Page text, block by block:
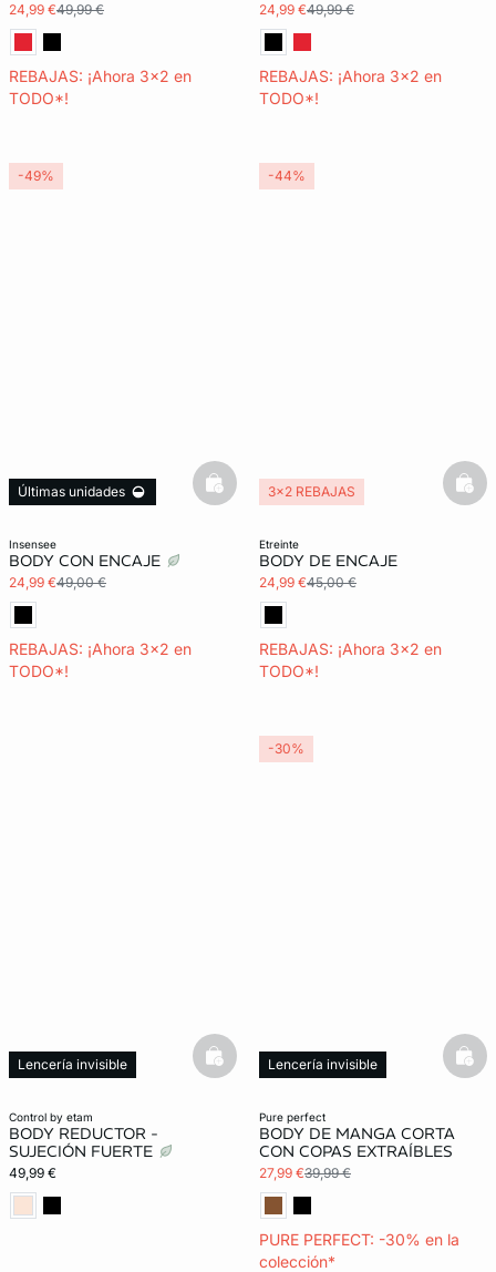
24,99 €49,99 €
REBAJAS: ¡Ahora 3x2 en
TODO*!
24,99 €49,99 €
REBAJAS: ¡Ahora 3x2 en
TODO*!
insensee
BODY CON ENCAJE
24,99 €49,00 €
REBAJAS: ¡Ahora 3x2 en
TODO*!
Últimas unidades
basketfull
-49%
etreinte
BODY DE ENCAJE
24,99 €45,00 €
REBAJAS: ¡Ahora 3x2 en
TODO*!
3x2 REBAJAS
-44%
control by etam
BODY REDUCTOR -
SUJECIÓN FUERTE
49,99 €
Lencería invisible basketfull
pure perfect
BODY DE MANGA CORTA
CON COPAS EXTRAÍBLES
27,99 €39,99 €
PURE PERFECT: -30% en la
colección*
Lencería invisible
-30%